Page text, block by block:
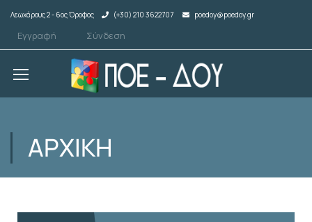
Λεωχάρους 2 - 6ος Όροφος (+30) 210 3622707 poedoy@poedoy.gr
Εγγραφή Σύνδεση
ΑΡΧΙΚΉ